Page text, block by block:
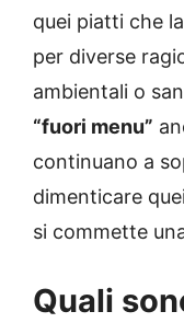
quei piatti che
per diverse
ambientali o
“fuori menu”
continuano a
dimenticare
si commette
Quali